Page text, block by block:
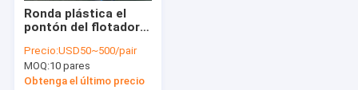
manguera blindada
Tubería resistente al desgaste
Ronda plástica el
pontón del flotador
polietileno el pontón
del HDPE en
fabricantes del agua
Precio:USD50~500/pair
MOQ:10 pares
Obtenga el último precio